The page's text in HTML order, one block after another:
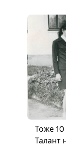
Тоже
Талант